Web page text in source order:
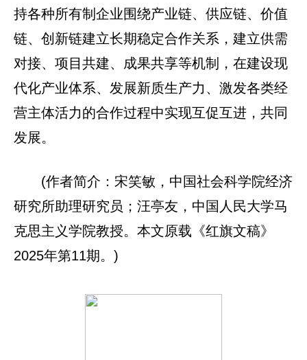
持各种所有制企业围绕产业链、供应链、价值
链、创新链建立长期稳定合作关系，建立供需
对接、项目共建、成果共享等机制，在建设现
代化产业体系、发展新质生产力、激发各类经
营主体活力的合作过程中实现互促互进，共同
发展。
(作者简介：宋笑敏，中国社会科学院经济
研究所助理研究员；汪亭友，中国人民大学马
克思主义学院教授。本文原载《红旗文稿》
2025年第11期。)